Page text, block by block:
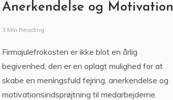
Anerkendelse og Motivation
3 Min Reading
Firmajulefrokosten er ikke blot en årlig
begivenhed; den er en oplagt mulighed for at
skabe en meningsfuld fejring, anerkendelse og
motivationsindsprøjtning til medarbejderne.